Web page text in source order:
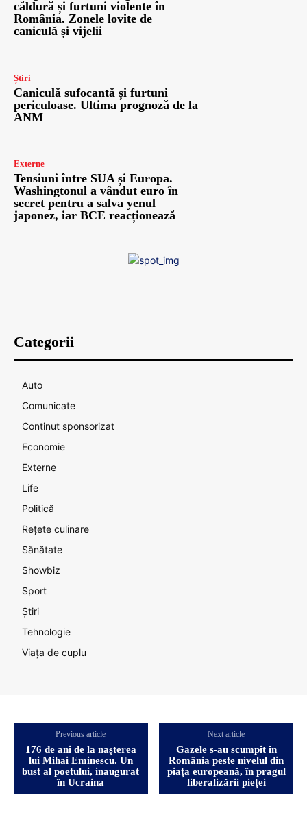
căldură și furtuni violente în
România. Zonele lovite de
caniculă și vijelii
Știri
Caniculă sufocantă și furtuni
periculoase. Ultima prognoză de la
ANM
Externe
Tensiuni între SUA și Europa.
Washingtonul a vândut euro în
secret pentru a salva yenul
japonez, iar BCE reacționează
Categorii
Auto
Comunicate
Continut sponsorizat
Economie
Externe
Life
Politică
Rețete culinare
Sănătate
Showbiz
Sport
Știri
Tehnologie
Viața de cuplu
Previous article
176 de ani de la nașterea
lui Mihai Eminescu. Un
bust al poetului, inaugurat
în Ucraina
Next article
Gazele s-au scumpit în
România peste nivelul din
piața europeană, în pragul
liberalizării pieței